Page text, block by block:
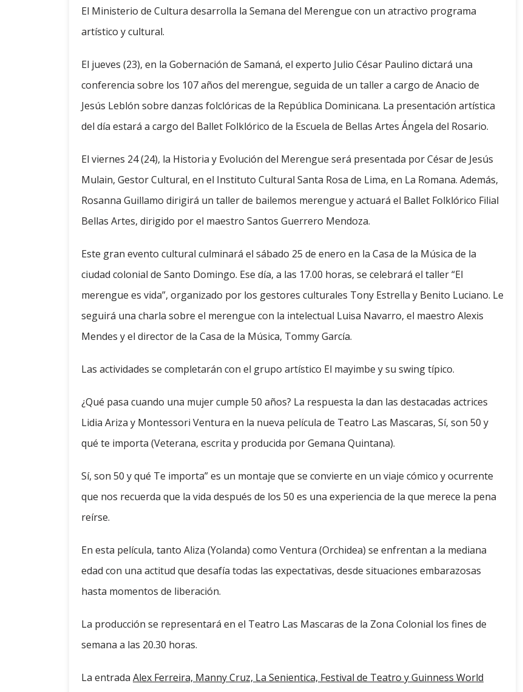
El Ministerio de Cultura desarrolla la Semana del Merengue con un atractivo programa
artístico y cultural.
El jueves (23), en la Gobernación de Samaná, el experto Julio César Paulino dictará una
conferencia sobre los 107 años del merengue, seguida de un taller a cargo de Anacio de
Jesús Leblón sobre danzas folclóricas de la República Dominicana. La presentación artística
del día estará a cargo del Ballet Folklórico de la Escuela de Bellas Artes Ángela del Rosario.
El viernes 24 (24), la Historia y Evolución del Merengue será presentada por César de Jesús
Mulain, Gestor Cultural, en el Instituto Cultural Santa Rosa de Lima, en La Romana. Además,
Rosanna Guillamo dirigirá un taller de bailemos merengue y actuará el Ballet Folklórico Filial
Bellas Artes, dirigido por el maestro Santos Guerrero Mendoza.
Este gran evento cultural culminará el sábado 25 de enero en la Casa de la Música de la
ciudad colonial de Santo Domingo. Ese día, a las 17.00 horas, se celebrará el taller “El
merengue es vida”, organizado por los gestores culturales Tony Estrella y Benito Luciano. Le
seguirá una charla sobre el merengue con la intelectual Luisa Navarro, el maestro Alexis
Mendes y el director de la Casa de la Música, Tommy García.
Las actividades se completarán con el grupo artístico El mayimbe y su swing típico.
¿Qué pasa cuando una mujer cumple 50 años? La respuesta la dan las destacadas actrices
Lidia Ariza y Montessori Ventura en la nueva película de Teatro Las Mascaras, Sí, son 50 y
qué te importa (Veterana, escrita y producida por Gemana Quintana).
Sí, son 50 y qué Te importa” es un montaje que se convierte en un viaje cómico y ocurrente
que nos recuerda que la vida después de los 50 es una experiencia de la que merece la pena
reírse.
En esta película, tanto Aliza (Yolanda) como Ventura (Orchidea) se enfrentan a la mediana
edad con una actitud que desafía todas las expectativas, desde situaciones embarazosas
hasta momentos de liberación.
La producción se representará en el Teatro Las Mascaras de la Zona Colonial los fines de
semana a las 20.30 horas.
La entrada Alex Ferreira, Manny Cruz, La Senientica, Festival de Teatro y Guinness World